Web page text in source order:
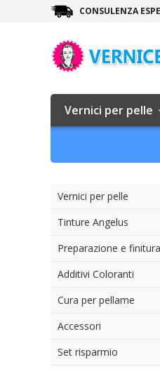
CONSULENZA
Vernici per pelle
Vernici per pelle
Tinture Angelus
Preparazione e finitura
Additivi Coloranti
Cura per pellame
Accessori
Set risparmio